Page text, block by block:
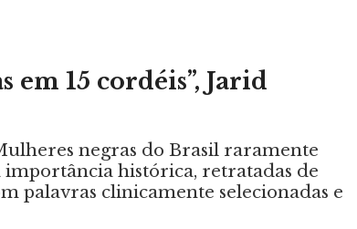
em 15 cordéis”, Jarid
negras do Brasil raramente
histórica, retratadas de
palavras clinicamente selecionadas e